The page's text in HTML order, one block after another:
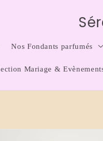
Nos Fondants parfumés
Mariage &